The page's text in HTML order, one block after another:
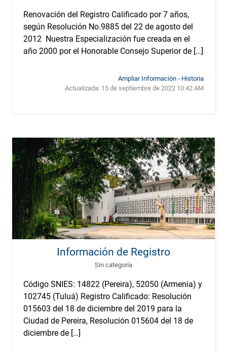
Renovación del Registro Calificado por 7 años,
según Resolución No.9885 del 22 de agosto del
2012 Nuestra Especialización fue creada en el
año 2000 por el Honorable Consejo Superior de […]
Ampliar Información - Historia
Actualizada: 15 de septiembre de 2022 10:42 AM
Información de Registro
Sin categoría
Código SNIES: 14822 (Pereira), 52050 (Armenia) y
102745 (Tuluá) Registro Calificado: Resolución
015603 del 18 de diciembre del 2019 para la
Ciudad de Pereira, Resolución 015604 del 18 de
diciembre de […]